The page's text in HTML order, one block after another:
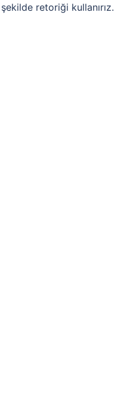
retoriği kullanırız.